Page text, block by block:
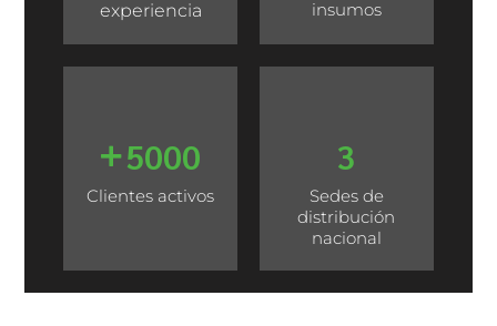
experiencia
insumos
5000
Clientes activos
3
Sedes de
distribución
nacional